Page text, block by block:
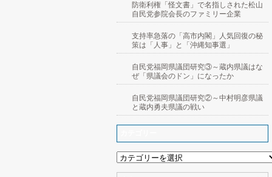
防衛利権「怪文書」で名指しされた松山
自民党参院会長のファミリー企業
支持率急落の「高市内閣」人気回復の秘
策は「人事」と「沖縄知事選」
自民党福岡県議団研究③～蔵内県議はな
ぜ「県議会のドン」になったか
自民党福岡県議団研究②～中村明彦県議
と蔵内勇夫県議の戦い